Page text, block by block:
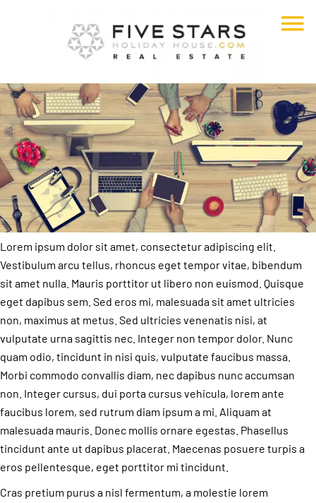
Lorem ipsum dolor sit amet, consectetur adipiscing elit.
Vestibulum arcu tellus, rhoncus eget tempor vitae, bibendum
sit amet nulla. Mauris porttitor ut libero non euismod. Quisque
eget dapibus sem. Sed eros mi, malesuada sit amet ultricies
non, maximus at metus. Sed ultricies venenatis nisi, at
vulputate urna sagittis nec. Integer non tempor dolor. Nunc
quam odio, tincidunt in nisi quis, vulputate faucibus massa.
Morbi commodo convallis diam, nec dapibus nunc accumsan
non. Integer cursus, dui porta cursus vehicula, lorem ante
faucibus lorem, sed rutrum diam ipsum a mi. Aliquam at
malesuada mauris. Donec mollis ornare egestas. Phasellus
tincidunt ante ut dapibus placerat. Maecenas posuere turpis a
eros pellentesque, eget porttitor mi tincidunt.
Cras pretium purus a nisl fermentum, a molestie lorem